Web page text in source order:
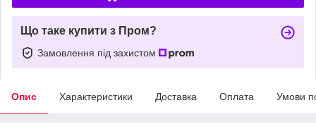
Що таке купити з Пром?
Замовлення під захистом
Опис Характеристики Доставка Оплата Умови